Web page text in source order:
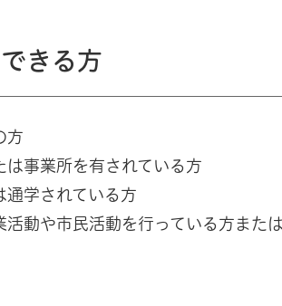
きる方
方
事業所を有されている方
学されている方
動や市民活動を行っている方また